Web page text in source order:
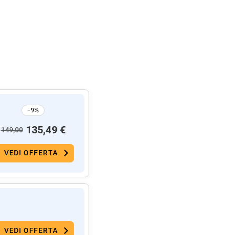
−9%
149,00 135,49 €
VEDI OFFERTA
VEDI OFFERTA